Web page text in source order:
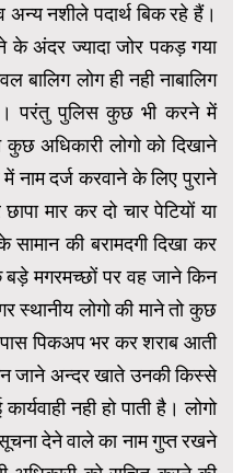
नशीले पदार्थ बिक रहे हैं।
अंदर ज्यादा जोर पकड़ गया
लोग ही नही नाबालिग
परंतु पुलिस कुछ भी करने में
अधिकारी लोगो को दिखाने
नाम दर्ज करवाने के लिए पुराने
मार कर दो चार पेटियों या
की बरामदगी दिखा कर
मगरमच्छों पर वह जाने किन
स्थानीय लोगो की माने तो कुछ
पिकअप भर कर शराब आती
अन्दर खाते उनकी किस्से
नही हो पाती है। लोगो
देने वाले का नाम गुप्त रखने